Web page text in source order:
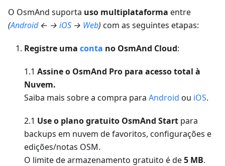
O OsmAnd suporta uso multiplataforma entre
(Android← → iOS → Web) com as seguintes etapas:
Registre uma conta no OsmAnd Cloud:
1.1 Assine o OsmAnd Pro para acesso total à
Nuvem.
Saiba mais sobre a compra para Android ou iOS.
2.1 Use o plano gratuito OsmAnd Start para
backups em nuvem de favoritos, configurações e
edições/notas OSM.
O limite de armazenamento gratuito é de5 MB.